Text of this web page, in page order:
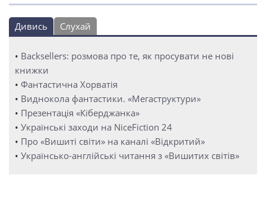
Дивись Слухай
• Backsellers: розмова про те, як просувати не нові
книжки
• Фантастична Хорватія
• Виднокола фантастики. «Мегаструктури»
• Презентація «Кіберджанка»
• Українські заходи на NiceFiction 24
• Про «Вишиті світи» на каналі «Відкритий»
• Українсько-англійські читання з «Вишитих світів»